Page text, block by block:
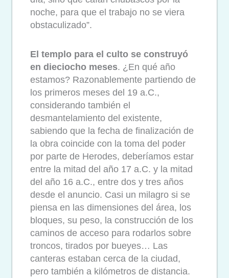
noche, para que el trabajo no se viera
obstaculizado”.
El templo para el culto se construyó
en dieciocho meses. ¿En qué año
estamos? Razonablemente partiendo de
los primeros meses del 19 a.C.,
considerando también el
desmantelamiento del existente,
sabiendo que la fecha de finalización de
la obra coincide con la toma del poder
por parte de Herodes, deberíamos estar
entre la mitad del año 17 a.C. y la mitad
del año 16 a.C., entre dos y tres años
desde el anuncio. Casi un milagro si se
piensa en las dimensiones del área, los
bloques, su peso, la construcción de los
caminos de acceso para rodarlos sobre
troncos, tirados por bueyes… Las
canteras estaban cerca de la ciudad,
pero también a kilómetros de distancia.